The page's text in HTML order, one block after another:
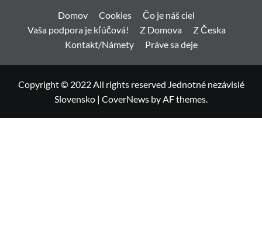
Domov Cookies
Čo je náš ciel
Vaša podpora je kľúčová!
Z Domova
Z Česka
Kontakt/Námety
Práve sa deje
Copyright © 2022 All rights reserved Jednotné nezávislé
Slovensko | CoverNews by AF themes.